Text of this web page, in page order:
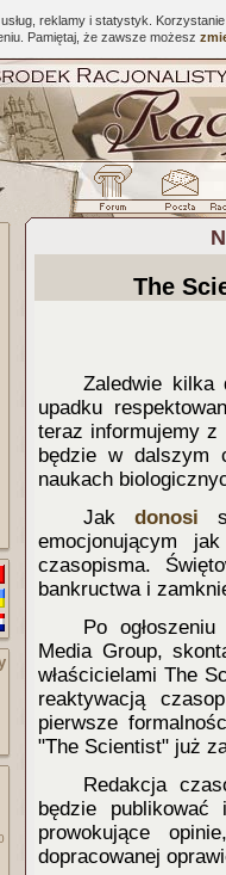
reklamy i statystyk.
Pamiętaj, że zawsze możesz
The
Zaledwie kilka
upadku
teraz informujemy
będzie w dalszym
naukach
Jak donosi
emocjonującym
czasopisma.
bankructwa i
Po
Media Group,
właścicielami The
reaktywacją
pierwsze
"The Scientist" już
Redakcja
będzie publikować
prowokujące
dopracowanej